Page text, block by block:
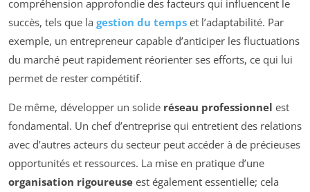
compréhension approfondie des facteurs qui influencent le
succès, tels que la gestion du temps et l’adaptabilité. Par
exemple, un entrepreneur capable d’anticiper les fluctuations
du marché peut rapidement réorienter ses efforts, ce qui lui
permet de rester compétitif.
De même, développer un solide réseau professionnel est
fondamental. Un chef d’entreprise qui entretient des relations
avec d’autres acteurs du secteur peut accéder à de précieuses
opportunités et ressources. La mise en pratique d’une
organisation rigoureuse est également essentielle; cela